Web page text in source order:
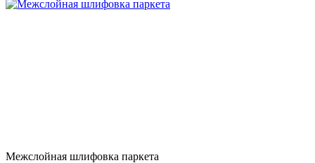
Межслойная шлифовка паркета